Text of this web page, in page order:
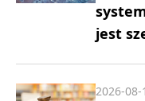
jest
2026-